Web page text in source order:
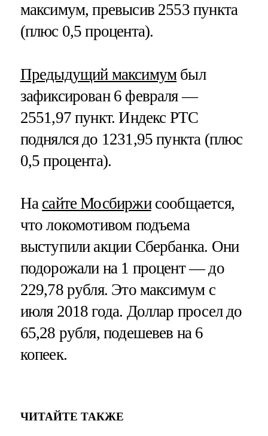
максимум, превысив 2553 пункта
(плюс 0,5 процента).
Предыдущий максимумбыл
зафиксирован 6 февраля —
2551,97 пункт. Индекс РТС
поднялся до 1231,95 пункта (плюс
0,5 процента).
На сайте Мосбиржисообщается,
что локомотивом подъема
выступили акции Сбербанка. Они
подорожали на 1 процент — до
229,78 рубля. Это максимум с
июля 2018 года. Доллар просел до
65,28 рубля, подешевев на 6
копеек.
ЧИТАЙТЕ ТАКЖЕ